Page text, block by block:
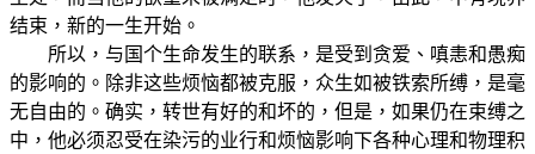
结束，新的一生开始。
所以，与国个生命发生的联系，是受到贪爱、嗔恚和愚痴
的影响的。除非这些烦恼都被克服，众生如被铁索所缚，是毫
无自由的。确实，转世有好的和坏的，但是，如果仍在束缚之
中，他必须忍受在染污的业行和烦恼影响下各种心理和物理积